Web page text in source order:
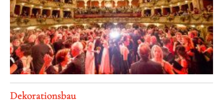
Dekorationsbau